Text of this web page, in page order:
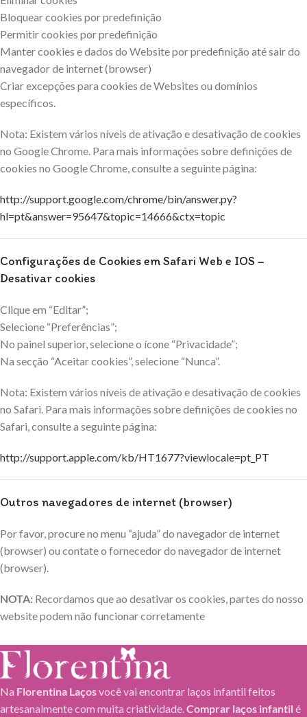
Bloquear cookies por predefinição
Permitir cookies por predefinição
Manter cookies e dados do Website por predefinição até sair do
navegador de internet (browser)
Criar excepções para cookies de Websites ou domínios
específicos.
Nota: Existem vários níveis de ativação e desativação de cookies
no Google Chrome. Para mais informações sobre definições de
cookies no Google Chrome, consulte a seguinte página:
http://support.google.com/chrome/bin/answer.py?
hl=pt&answer=95647&topic=14666&ctx=topic
Configurações de Cookies em Safari Web e IOS –
Desativar cookies
Clique em “Editar”;
Selecione “Preferências”;
No painel superior, selecione o ícone “Privacidade”;
Na secção “Aceitar cookies”, selecione “Nunca”.
Nota: Existem vários níveis de ativação e desativação de cookies
no Safari. Para mais informações sobre definições de cookies no
Safari, consulte a seguinte página:
http://support.apple.com/kb/HT1677?viewlocale=pt_PT
Outros navegadores de internet (browser)
Por favor, procure no menu “ajuda” do navegador de internet
(browser) ou contate o fornecedor do navegador de internet
(browser).
NOTA: Recordamos que ao desativar os cookies, partes do nosso
website podem não funcionar corretamente
Na Florentina Laçosvocê vai encontrar laços infantil feitos
artesanalmente com muita criatividade.Comprar laços infantil é